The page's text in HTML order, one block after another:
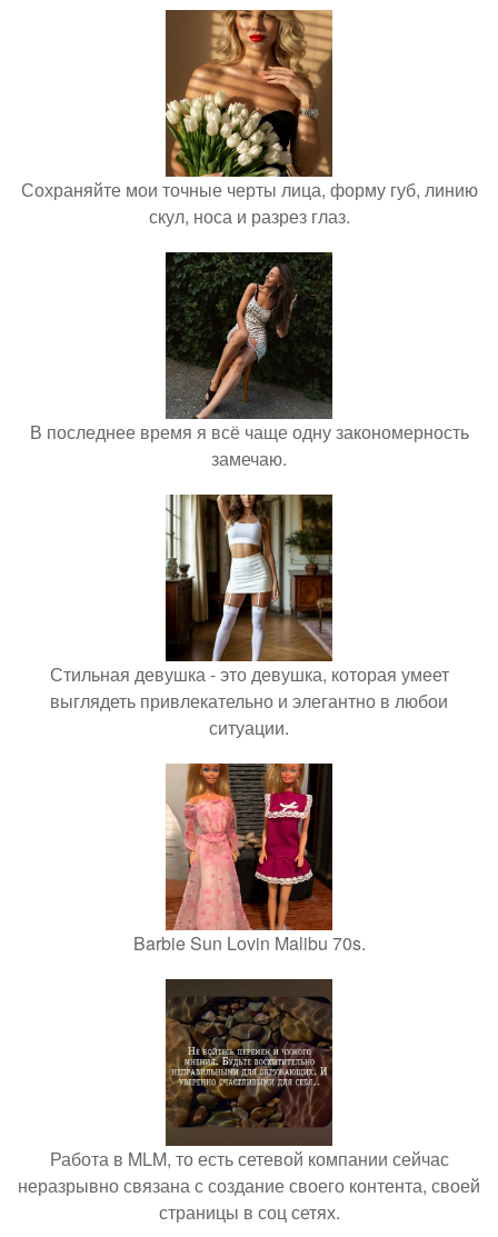
Сохраняйте мои точные черты лица, форму губ, линию
скул, носа и разрез глаз.
В последнее время я всё чаще одну закономерность
замечаю.
Стильная девушка - это девушка, которая умеет
выглядеть привлекательно и элегантно в любои
ситуации.
Barbie Sun Lovin Malibu 70s.
Работа в MLM, то есть сетевой компании сейчас
неразрывно связана с создание своего контента, своей
страницы в соц сетях.